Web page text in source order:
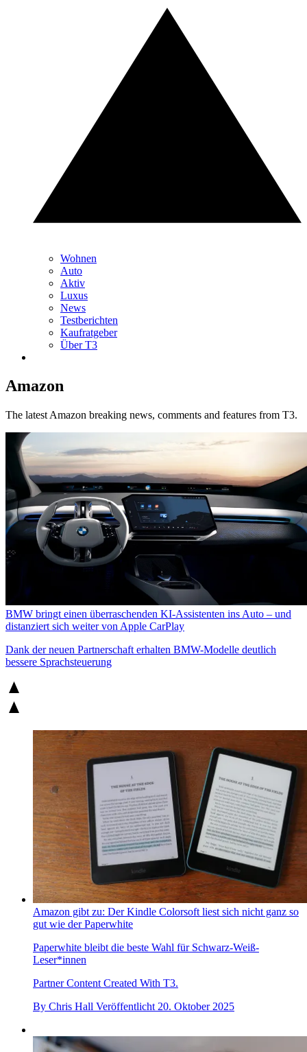
Wohnen
Auto
Aktiv
Luxus
News
Testberichten
Kaufratgeber
Über T3
Amazon
The latest Amazon breaking news, comments and features from T3.
BMW bringt einen überraschenden KI-Assistenten ins Auto – und
distanziert sich weiter von Apple CarPlay
Dank der neuen Partnerschaft erhalten BMW-Modelle deutlich
bessere Sprachsteuerung
Amazon gibt zu: Der Kindle Colorsoft liest sich nicht ganz so
gut wie der Paperwhite
Paperwhite bleibt die beste Wahl für Schwarz-Weiß-
Leser*innen
Partner Content Created With T3.
By Chris Hall Veröffentlicht 20. Oktober 2025